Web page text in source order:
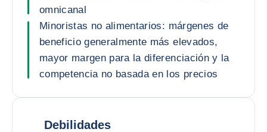
omnicanal
Minoristas no alimentarios: márgenes de
beneficio generalmente más elevados,
mayor margen para la diferenciación y la
competencia no basada en los precios
Debilidades